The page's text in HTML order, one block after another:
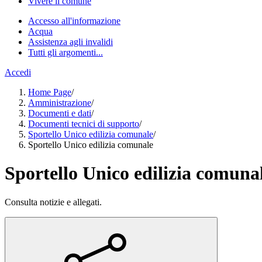
Accesso all'informazione
Acqua
Assistenza agli invalidi
Tutti gli argomenti...
Accedi
Home Page/
Amministrazione/
Documenti e dati/
Documenti tecnici di supporto/
Sportello Unico edilizia comunale/
Sportello Unico edilizia comunale
Sportello Unico edilizia
Consulta notizie e allegati.